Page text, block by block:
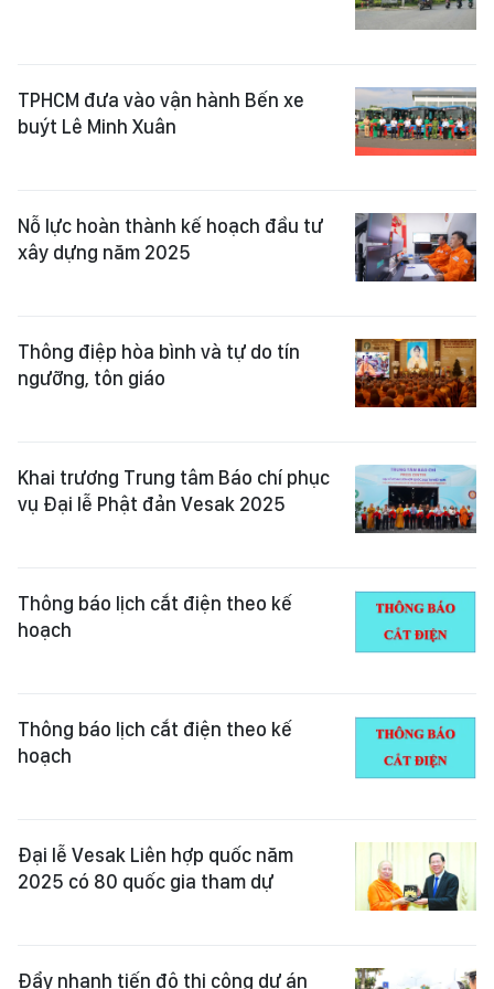
TPHCM đưa vào vận hành Bến xe
buýt Lê Minh Xuân
Nỗ lực hoàn thành kế hoạch đầu tư
xây dựng năm 2025
Thông điệp hòa bình và tự do tín
ngưỡng, tôn giáo
Khai trương Trung tâm Báo chí phục
vụ Đại lễ Phật đản Vesak 2025
Thông báo lịch cắt điện theo kế
hoạch
Thông báo lịch cắt điện theo kế
hoạch
Đại lễ Vesak Liên hợp quốc năm
2025 có 80 quốc gia tham dự
Đẩy nhanh tiến độ thi công dự án